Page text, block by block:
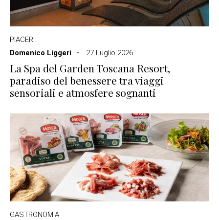
PIACERI
Domenico Liggeri
27 Luglio 2026
La Spa del Garden Toscana Resort,
paradiso del benessere tra viaggi
sensoriali e atmosfere sognanti
GASTRONOMIA